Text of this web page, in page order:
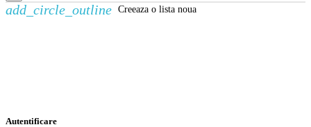
add_circle_outline Creeaza o lista noua
Autentificare